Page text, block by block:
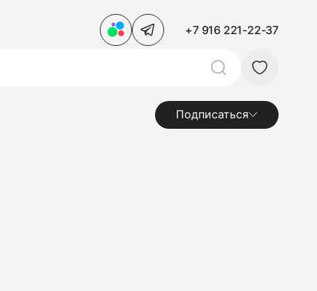
+7 916 221-22-37
Подписаться